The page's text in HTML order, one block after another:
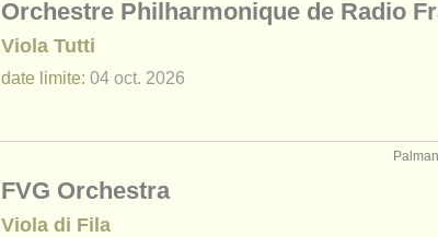
Orchestre Philharmonique de Radio
Viola Tutti
date limite: 04 oct. 2026
FVG Orchestra
Viola di Fila